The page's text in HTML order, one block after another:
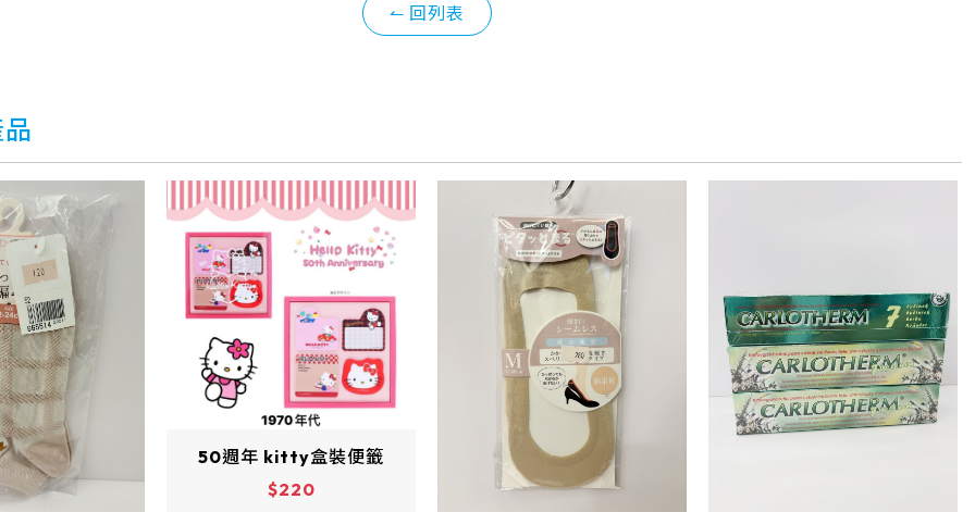
↼ 回列表
盒裝便籤